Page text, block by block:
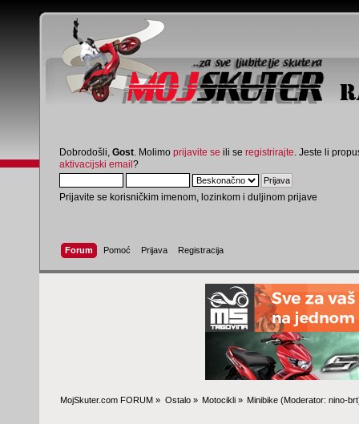
Dobrodošli, Gost . Molimo prijavite se ili se registrirajte . Jeste li
aktivacijski email?
Prijavite se korisničkim imenom, lozinkom i duljinom prijave
Forum Pomoć Prijava Registracija
MojSkuter.com FORUM » Ostalo» Motocikli» Minibike (Moderator:nino-brt